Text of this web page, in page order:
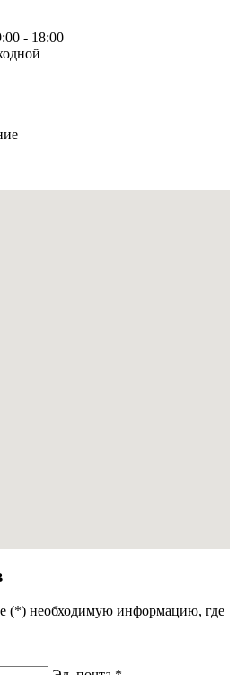
- 18:00
(*) необходимую информацию, где